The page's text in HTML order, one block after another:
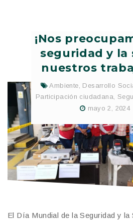
¡Nos
seguridad y la
nuestros
Ambiente, Desarrollo
Participación ciudadana,
mayo 2, 2024
El Día Mundial de la Seguridad y la